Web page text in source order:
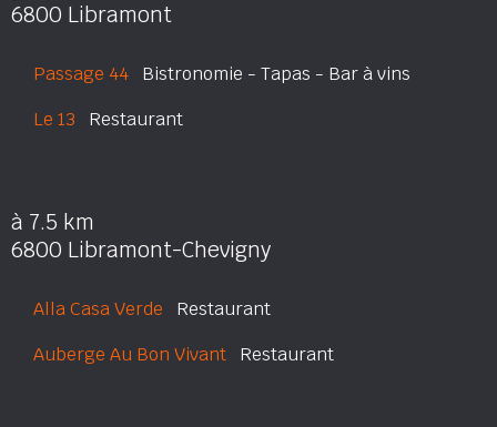
6800 Libramont
Passage 44 Bistronomie - Tapas - Bar à vins
Le 13 Restaurant
à 7.5 km
6800 Libramont-Chevigny
Alla Casa Verde Restaurant
Auberge Au Bon Vivant Restaurant